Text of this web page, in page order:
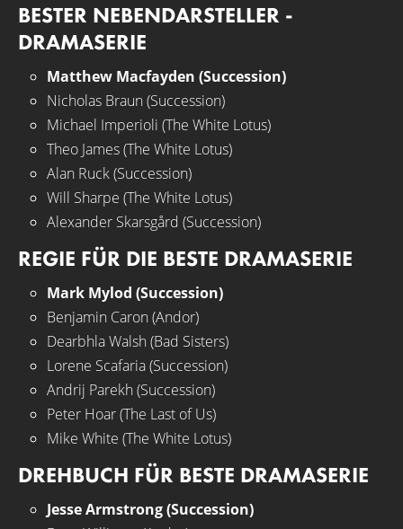
BESTER NEBENDARSTELLER -
DRAMASERIE
Matthew Macfayden (Succession)
Nicholas Braun (Succession)
Michael Imperioli (The White Lotus)
Theo James (The White Lotus)
Alan Ruck (Succession)
Will Sharpe (The White Lotus)
Alexander Skarsgård (Succession)
REGIE FÜR DIE BESTE DRAMASERIE
Mark Mylod (Succession)
Benjamin Caron (Andor)
Dearbhla Walsh (Bad Sisters)
Lorene Scafaria (Succession)
Andrij Parekh (Succession)
Peter Hoar (The Last of Us)
Mike White (The White Lotus)
DREHBUCH FÜR BESTE DRAMASERIE
Jesse Armstrong (Succession)